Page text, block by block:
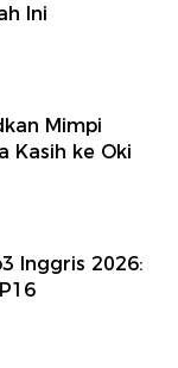
Ini
Mimpi
Kasih ke Oki
Inggris 2026: